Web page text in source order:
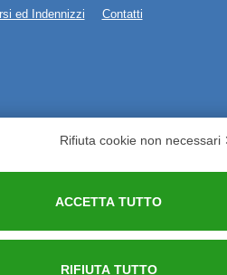
ed Indennizzi Contatti
Rifiuta cookie non necessari
ACCETTA TUTTO
RIFIUTA TUTTO